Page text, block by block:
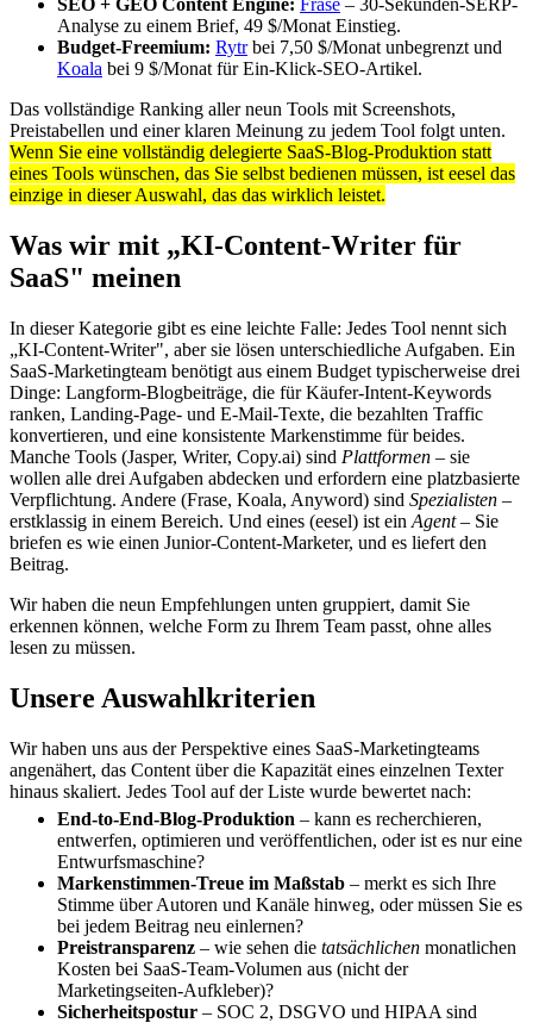
SEO + GEO Content Engine: Frase – 30-Sekunden-SERP-
Analyse zu einem Brief, 49 $/Monat Einstieg.
Budget-Freemium: Rytrbei 7,50 $/Monat unbegrenzt und
Koala bei 9 $/Monat für Ein-Klick-SEO-Artikel.
Das vollständige Ranking aller neun Tools mit Screenshots,
Preistabellen und einer klaren Meinung zu jedem Tool folgt unten.
Wenn Sie eine vollständig delegierte SaaS-Blog-Produktion statt
eines Tools wünschen, das Sie selbst bedienen müssen, ist eesel das
einzige in dieser Auswahl, das das wirklich leistet.
Was wir mit „KI-Content-Writer für
SaaS" meinen
In dieser Kategorie gibt es eine leichte Falle: Jedes Tool nennt sich
„KI-Content-Writer", aber sie lösen unterschiedliche Aufgaben. Ein
SaaS-Marketingteam benötigt aus einem Budget typischerweise drei
Dinge: Langform-Blogbeiträge, die für Käufer-Intent-Keywords
ranken, Landing-Page- und E-Mail-Texte, die bezahlten Traffic
konvertieren, und eine konsistente Markenstimme für beides.
Manche Tools (Jasper, Writer, Copy.ai) sind Plattformen – sie
wollen alle drei Aufgaben abdecken und erfordern eine platzbasierte
Verpflichtung. Andere (Frase, Koala, Anyword) sind Spezialisten –
erstklassig in einem Bereich. Und eines (eesel) ist ein Agent– Sie
briefen es wie einen Junior-Content-Marketer, und es liefert den
Beitrag.
Wir haben die neun Empfehlungen unten gruppiert, damit Sie
erkennen können, welche Form zu Ihrem Team passt, ohne alles
lesen zu müssen.
Unsere Auswahlkriterien
Wir haben uns aus der Perspektive eines SaaS-Marketingteams
angenähert, das Content über die Kapazität eines einzelnen Texter
hinaus skaliert. Jedes Tool auf der Liste wurde bewertet nach:
End-to-End-Blog-Produktion – kann es recherchieren,
entwerfen, optimieren und veröffentlichen, oder ist es nur eine
Entwurfsmaschine?
Markenstimmen-Treue im Maßstab – merkt es sich Ihre
Stimme über Autoren und Kanäle hinweg, oder müssen Sie es
bei jedem Beitrag neu einlernen?
Preistransparenz – wie sehen die tatsächlichen monatlichen
Kosten bei SaaS-Team-Volumen aus (nicht der
Marketingseiten-Aufkleber)?
Sicherheitspostur – SOC 2, DSGVO und HIPAA sind